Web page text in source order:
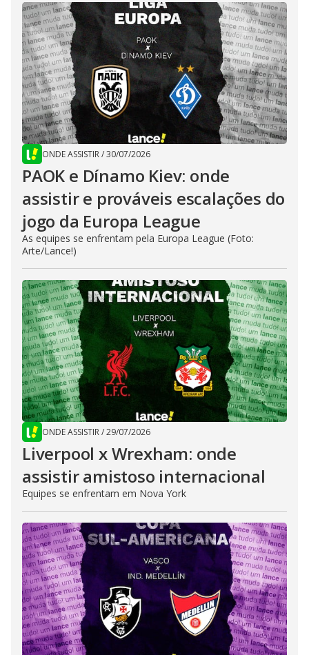
ONDE ASSISTIR/30/07/2026
PAOK e Dínamo Kiev: onde
assistir e prováveis escalações do
jogo da Europa League
As equipes se enfrentam pela Europa League (Foto:
Arte/Lance!)
ONDE ASSISTIR/29/07/2026
Liverpool x Wrexham: onde
assistir amistoso internacional
Equipes se enfrentam em Nova York